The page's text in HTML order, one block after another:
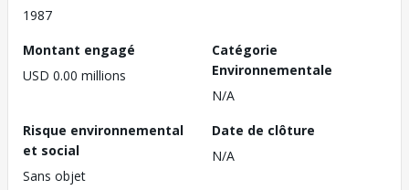
1987
Montant engagé
USD 0.00 millions
Catégorie
Environnementale
N/A
Risque environnemental
et social
Sans objet
Date de clôture
N/A